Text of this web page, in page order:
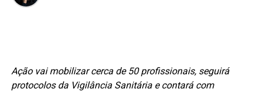
Ação vai mobilizar cerca de 50 profissionais, seguirá
protocolos da Vigilância Sanitária e contará com